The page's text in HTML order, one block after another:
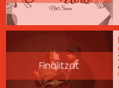
Finalitzat